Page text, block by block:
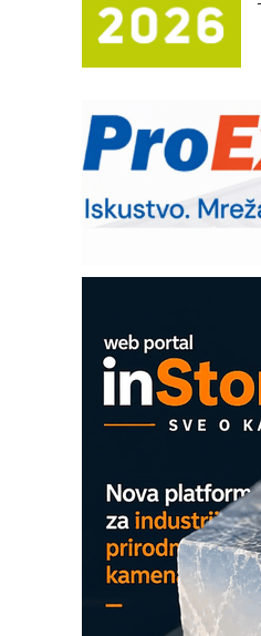
Potpuna efikasnost
sistema
IB BLUMENAUER
poverenja u
RMQ-TITAN
– Pametna
upravljanje
EVOKS
ROSA i SCHUNK
na viši nivo
Detekcija različitih
MAREX - Lim i